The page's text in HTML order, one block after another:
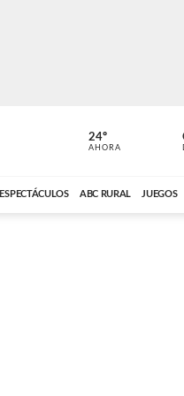
A LA GRAN
ABC CARDINAL
24º
AHORA
ESPECTÁCULOS ABC RURAL JUEGOS